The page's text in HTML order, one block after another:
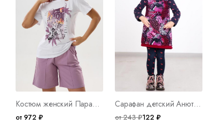
Костюм женский Парадиз Л Арт. 8271
от 972 ₽
Сарафан детский Анюта Арт. 2350
от 243 ₽122 ₽